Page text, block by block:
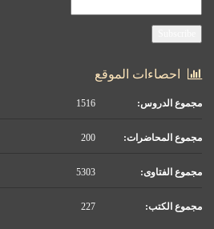
احصاءات الموقع
مجموع الدروس:
مجموع المحاضرات:
مجموع الفتاوى:
مجموع الكتب: